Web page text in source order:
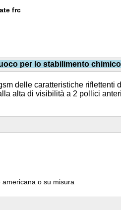
frc
per lo stabilimento
delle caratteristiche
alta di visibilità a 2 pollici
o su misura